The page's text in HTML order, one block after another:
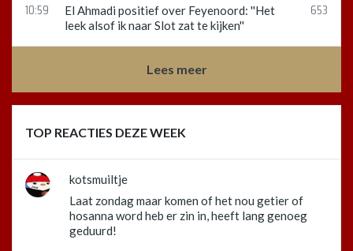
10:59
El Ahmadi positief over Feyenoord: ''Het
leek alsof ik naar Slot zat te kijken''
653
Lees meer
TOP REACTIES DEZE WEEK
kotsmuiltje
Laat zondag maar komen of het nou getier of
hosanna word heb er zin in, heeft lang genoeg
geduurd!